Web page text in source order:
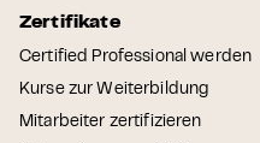
Zertifikate
Certified Professional werden
Kurse zur Weiterbildung
Mitarbeiter zertifizieren